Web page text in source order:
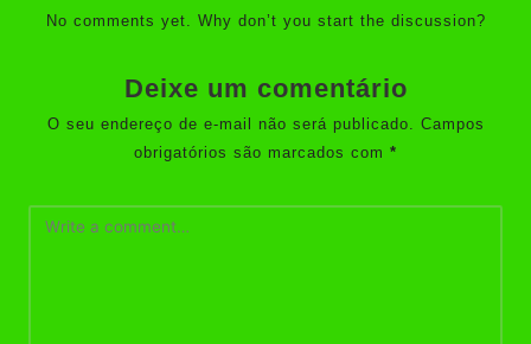
No comments yet. Why don’t you start the discussion?
Deixe um comentário
O seu endereço de e-mail não será publicado.
Campos
obrigatórios são marcados com *